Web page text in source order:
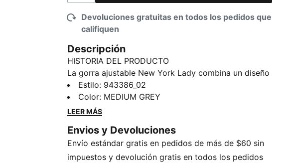
Devoluciones gratuitas en todos los pedidos que
califiquen
Descripción
HISTORIA DEL PRODUCTO
La gorra ajustable New York Lady combina un diseño
clásico con la comodidad diaria, con una visera curva
para un estilo atemporal y una banda ajustable para
un calce personalizado. Ligera y versátil, es el toque
deportivo.
DETALLES
Forma holgada de 5 paneles
Estilo: 943386_02
Color: MEDIUM GREY
LEER MÁS
Envios y Devoluciones
Envío estándar gratis en pedidos de más de $60 sin
impuestos y devolución gratis en todos los pedidos